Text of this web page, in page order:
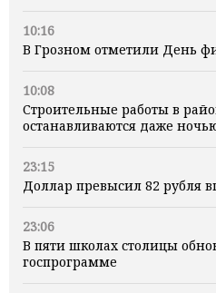
10:16
В Грозном отметили День
10:08
Строительные работы в
останавливаются даже
23:15
Доллар превысил 82 рубля
23:06
В пяти школах столицы
госпрограмме